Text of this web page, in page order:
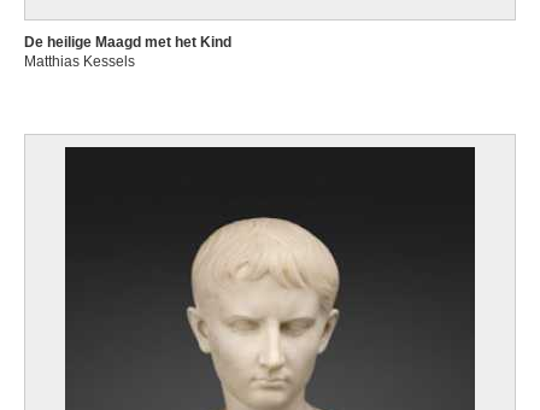
De heilige Maagd met het Kind
Matthias Kessels